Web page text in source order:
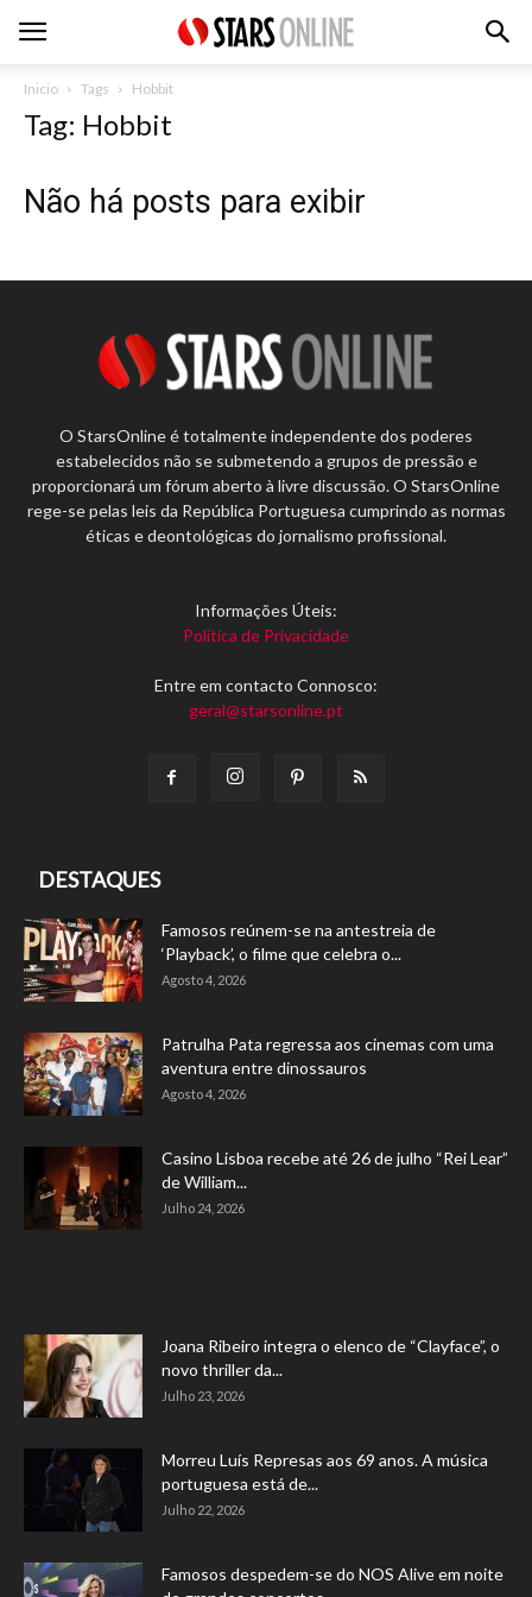
Inicio Tags Hobbit
Tag: Hobbit
Não há posts para exibir
O StarsOnline é totalmente independente dos poderes
estabelecidos não se submetendo a grupos de pressão e
proporcionará um fórum aberto à livre discussão. O StarsOnline
rege-se pelas leis da República Portuguesa cumprindo as normas
éticas e deontológicas do jornalismo profissional.
Informações Úteis:
Política de Privacidade
Entre em contacto Connosco:
geral@starsonline.pt
DESTAQUES
Famosos reúnem-se na antestreia de
‘Playback’, o filme que celebra o...
Agosto 4, 2026
Patrulha Pata regressa aos cinemas com uma
aventura entre dinossauros
Agosto 4, 2026
Casino Lisboa recebe até 26 de julho “Rei Lear”
de William...
Julho 24, 2026
Joana Ribeiro integra o elenco de “Clayface”, o
novo thriller da...
Julho 23, 2026
Morreu Luís Represas aos 69 anos. A música
portuguesa está de...
Julho 22, 2026
Famosos despedem-se do NOS Alive em noite